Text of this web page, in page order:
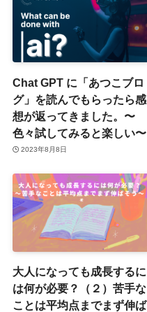
Chat GPT に「あつこブロ
グ」を読んでもらったら感
想が返ってきました。〜
色々試してみると楽しい〜
2023年8月8日
大人になっても成長するに
は何が必要？（２）苦手な
ことは平均点までまず伸ば